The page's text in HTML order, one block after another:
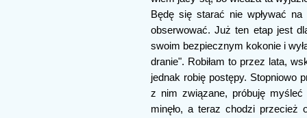
Będę się starać nie wpływać
obserwować. Już ten etap jest
swoim bezpiecznym kokonie i
dranie". Robiłam to przez lata,
jednak robię postępy. Stopniowo
z nim związane, próbuję myśleć
minęło, a teraz chodzi przecież